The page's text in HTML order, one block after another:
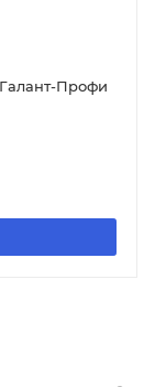
Профи